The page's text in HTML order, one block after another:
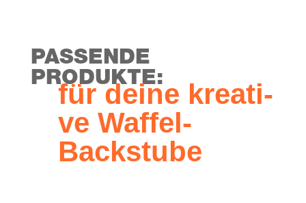
PAS­SEN­DE
PRODUKTE:
für dei­ne krea­ti­
ve Waffel-
Backstube